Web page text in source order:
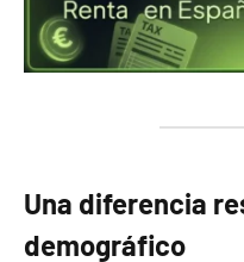
Una diferencia
demográfico